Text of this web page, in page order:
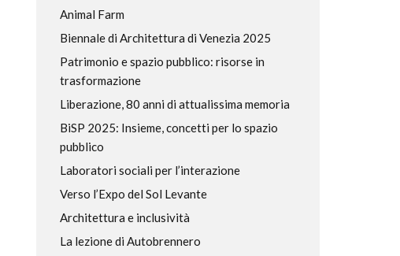
Animal Farm
Biennale di Architettura di Venezia 2025
Patrimonio e spazio pubblico: risorse in
trasformazione
Liberazione, 80 anni di attualissima memoria
BiSP 2025: Insieme, concetti per lo spazio
pubblico
Laboratori sociali per l’interazione
Verso l’Expo del Sol Levante
Architettura e inclusività
La lezione di Autobrennero